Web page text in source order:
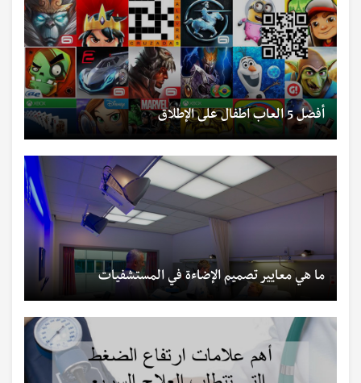
أفضل 5 العاب اطفال على الإطلاق
ما هي معايير تصميم الإضاءة في المستشفيات